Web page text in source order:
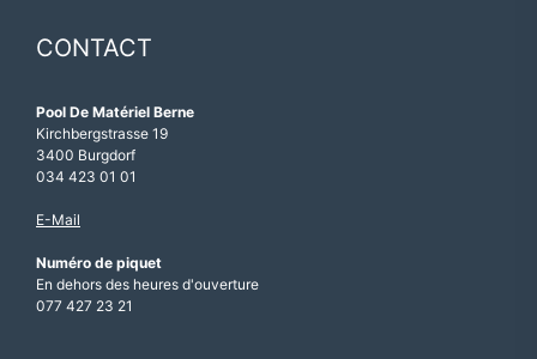
CONTACT
Pool De Matériel Berne
Kirchbergstrasse 19
3400 Burgdorf
034 423 01 01
E-Mail
Numéro de piquet
En dehors des heures d'ouverture
077 427 23 21